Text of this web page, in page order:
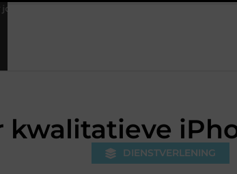
5 keuzes die je huis minder standaard maken
kwalitatieve
DIENSTVERLENING